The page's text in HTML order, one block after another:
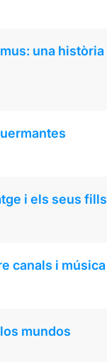
una història
i els seus fills
canals i música
mundos